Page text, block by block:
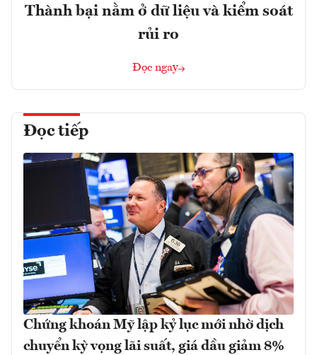
Thành bại nằm ở dữ liệu và kiểm soát
rủi ro
Đọc ngay
Đọc tiếp
Chứng khoán Mỹ lập kỷ lục mới nhờ dịch
chuyển kỳ vọng lãi suất, giá dầu giảm 8%